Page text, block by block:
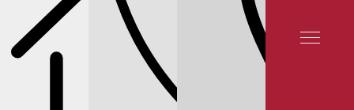
ТОРМОЗНАЯ СИСТЕМА